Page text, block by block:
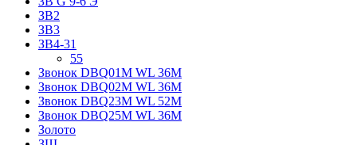
ЗВ2
ЗВ3
ЗВ4-31
55
Звонок DBQ01M WL 36M
Звонок DBQ02M WL 36M
Звонок DBQ23M WL 52M
Звонок DBQ25M WL 36M
Золото